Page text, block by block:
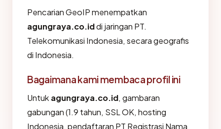
Pencarian GeoIP menempatkan
agungraya.co.iddi jaringan PT.
Telekomunikasi Indonesia, secara geografis
di Indonesia.
Bagaimana kami membaca profil ini
Untuk agungraya.co.id, gambaran
gabungan (1.9 tahun, SSL OK, hosting
Indonesia, pendaftaran PT Registrasi Nama